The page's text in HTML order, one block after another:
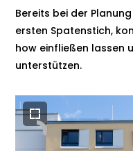
Bereits bei der
ersten Spatenstich,
how einfließen lassen
unterstützen.